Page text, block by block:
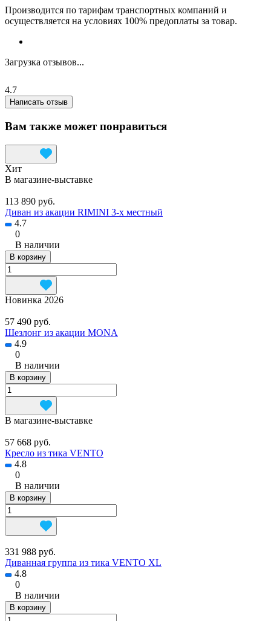
Производится по тарифам транспортных компаний и
осуществляется на условиях 100% предоплаты за товар.
Загрузка отзывов...
4.7
Написать отзыв
Вам также может понравиться
Хит
В магазине-выставке
113 890 руб.
Диван из акации RIMINI 3-х местный
4.7
0
В наличии
В корзину
Новинка 2026
57 490 руб.
Шезлонг из акации MONA
4.9
0
В наличии
В корзину
В магазине-выставке
57 668 руб.
Кресло из тика VENTO
4.8
0
В наличии
В корзину
331 988 руб.
Диванная группа из тика VENTO XL
4.8
0
В наличии
В корзину